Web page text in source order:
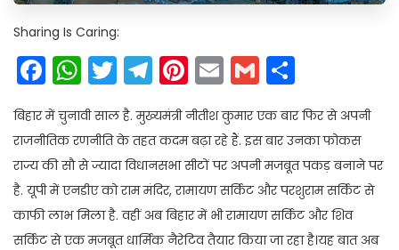
Sharing Is Caring:
Facebook
WhatsApp
Twitter
Telegram
Pinterest
EmailGmail
बिहार में चुनावी साल है. मुख्यमंत्री नीतीश कुमार एक बार फिर से अपनी
राजनीतिक रणनीति के तहत कदम बढ़ा रहे हैं. इस बार उनका फोकस
राज्य की सौ से ज्यादा विधानसभा सीटों पर अपनी मजबूत पकड़ बनाने पर
है. यूपी में एनडीए को राम मंदिर, रामायण सर्किट और परशुराम सर्किट से
काफी लाभ मिला है. वहीं अब बिहार में भी रामायण सर्किट और शिव
सर्किट से एक मजबूत धार्मिक नैरेटिव तैयार किया जा रहा है।यह बात अब